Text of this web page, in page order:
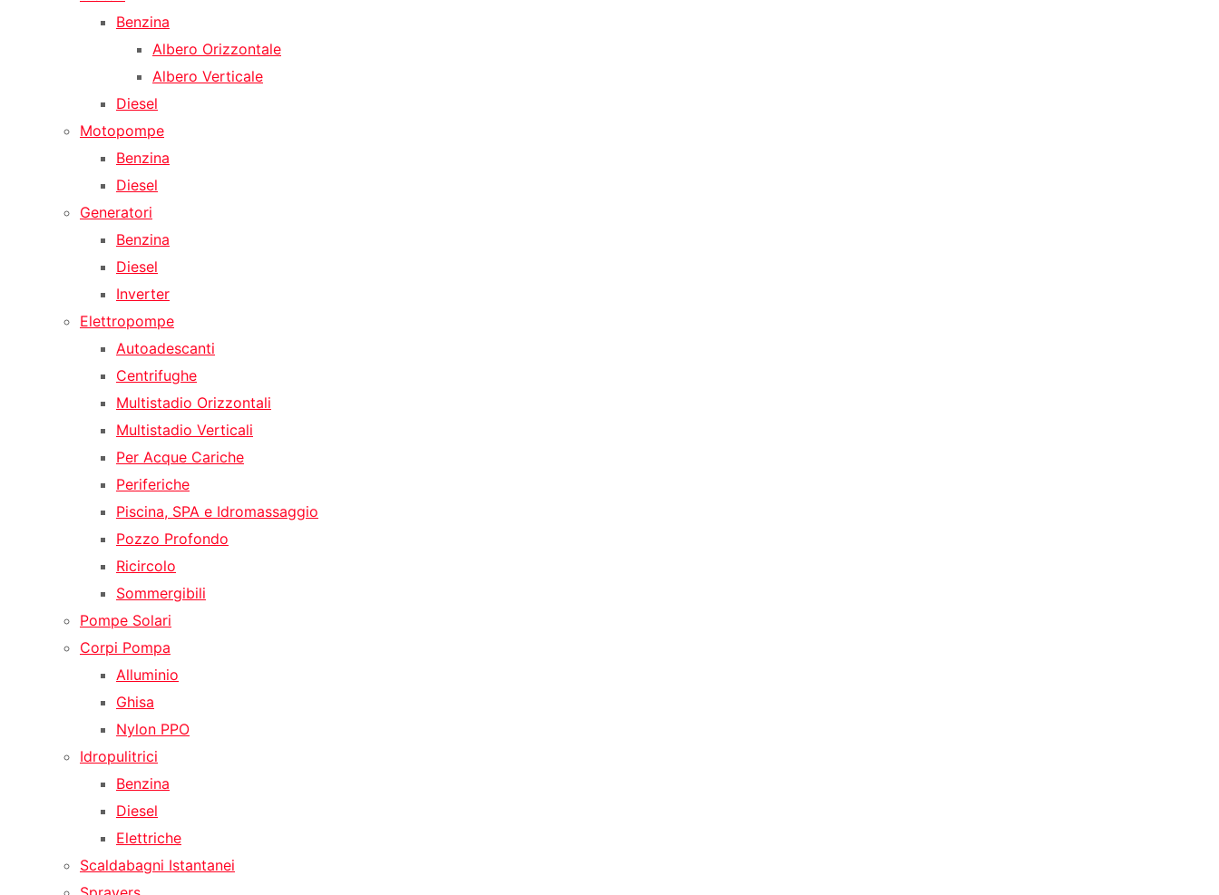
Benzina
Albero Orizzontale
Albero Verticale
Diesel
Motopompe
Benzina
Diesel
Generatori
Benzina
Diesel
Inverter
Elettropompe
Autoadescanti
Centrifughe
Multistadio Orizzontali
Multistadio Verticali
Per Acque Cariche
Periferiche
Piscina, SPA e Idromassaggio
Pozzo Profondo
Ricircolo
Sommergibili
Pompe Solari
Corpi Pompa
Alluminio
Ghisa
Nylon PPO
Idropulitrici
Benzina
Diesel
Elettriche
Scaldabagni Istantanei